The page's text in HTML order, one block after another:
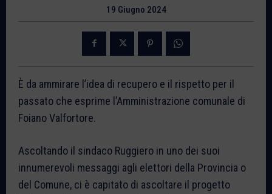
19 Giugno 2024
È da ammirare l’idea di recupero e il rispetto per il
passato che esprime l’Amministrazione comunale di
Foiano Valfortore.
Ascoltando il sindaco Ruggiero in uno dei suoi
innumerevoli messaggi agli elettori della Provincia o
del Comune, ci è capitato di ascoltare il progetto